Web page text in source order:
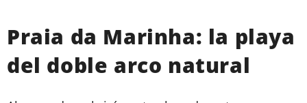
Praia da Marinha: la playa
del doble arco natural